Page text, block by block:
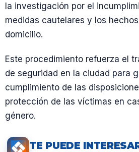
la investigación por el
medidas cautelares y los
domicilio.
Este procedimiento refuerza el
de seguridad en la ciudad para
cumplimiento de las
protección de las víctimas en
género.
TE PUEDE